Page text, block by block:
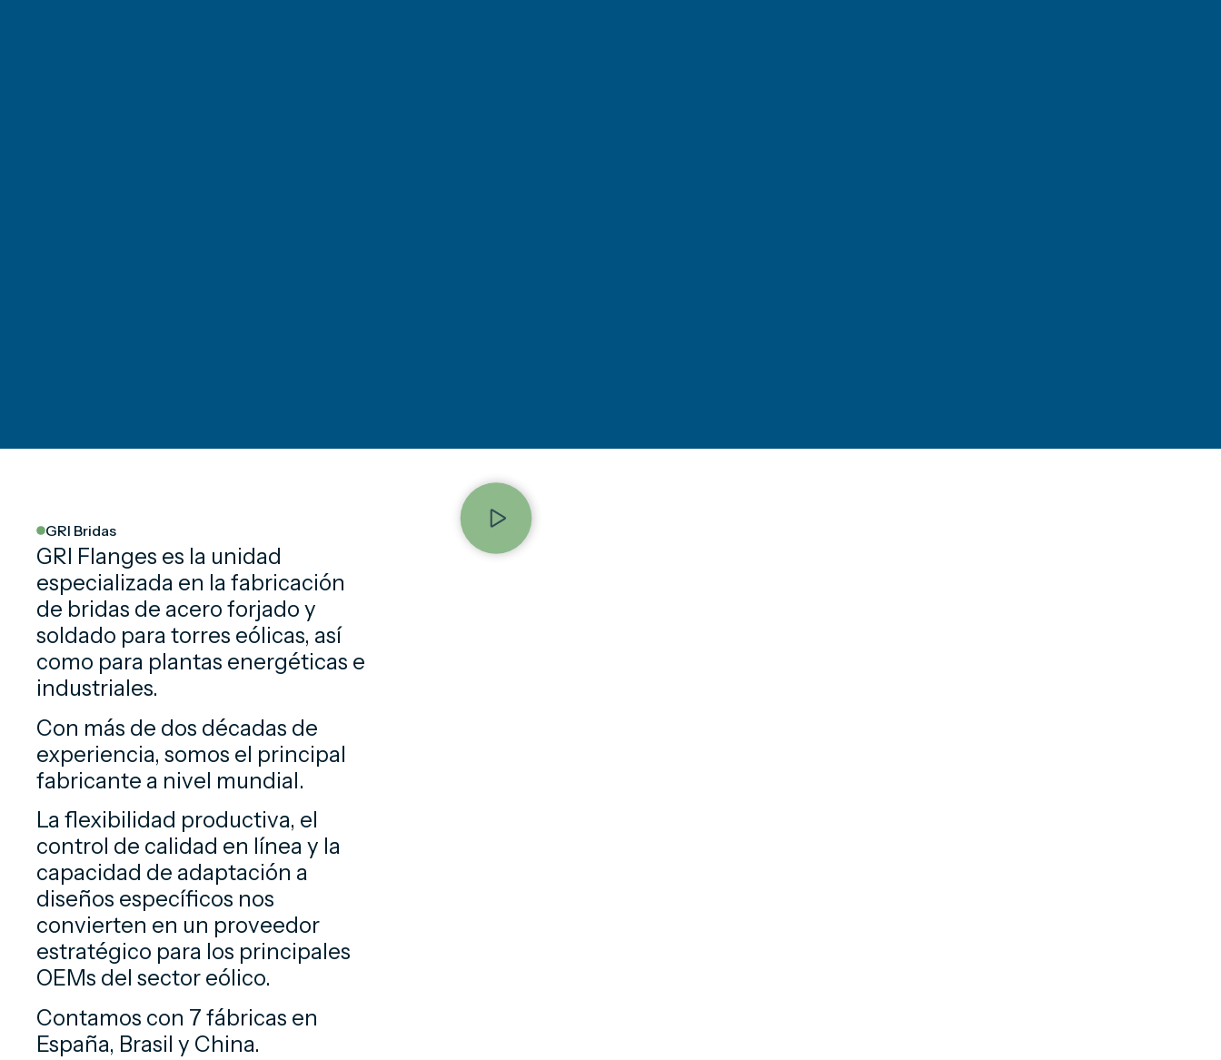
GRI Bridas
GRI Flanges es la unidad
especializada en la fabricación
de bridas de acero forjado y
soldado para torres eólicas, así
como para plantas energéticas e
industriales.
Con más de dos décadas de
experiencia, somos el principal
fabricante a nivel mundial.
La flexibilidad productiva, el
control de calidad en línea y la
capacidad de adaptación a
diseños específicos nos
convierten en un proveedor
estratégico para los principales
OEMs del sector eólico.
Contamos con 7 fábricas en
España, Brasil y China.